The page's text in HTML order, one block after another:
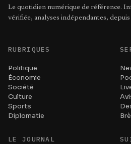
Le quotidien numérique de référence.
vérifiée, analyses indépendantes,
RUBRIQUES
Politique
Économie
Société
Culture
Sports
Diplomatie
LE JOURNAL